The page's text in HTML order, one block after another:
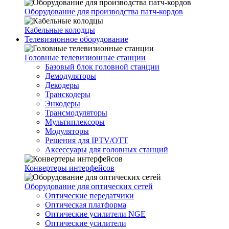
Оборудование для производства патч-кордов
Кабельные колодцы
Телевизионное оборудование
Головные телевизионные станции
Базовый блок головной станции
Демодуляторы
Декодеры
Транскодеры
Энкодеры
Трансмодуляторы
Мультиплексоры
Модуляторы
Решения для IPTV/OTT
Аксессуары для головных станций
Конвертеры интерфейсов
Оборудование для оптических сетей
Оптические передатчики
Оптическая платформа
Оптические усилители NGE
Оптические усилители